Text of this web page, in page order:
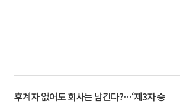
후계자 없어도 회사는 남긴다?…‘제3자 승